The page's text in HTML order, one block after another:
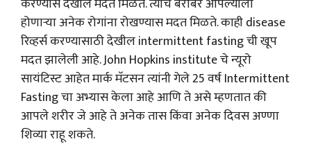
करण्यास देखील मदत मिळते. त्याच बरोबर आपल्याला
होणाऱ्या अनेक रोगांना रोखण्यास मदत मिळते. काही disease
रिव्हर्स करण्यासाठी देखील intermittent fasting ची खूप
मदत झालेली आहे. John Hopkins institute चे न्यूरो
सायंटिस्ट आहेत मार्क मॅटसन त्यांनी गेले 25 वर्ष Intermittent
Fasting चा अभ्यास केला आहे आणि ते असे म्हणतात की
आपले शरीर जे आहे ते अनेक तास किंवा अनेक दिवस अण्णा
शिव्या राहू शकते.